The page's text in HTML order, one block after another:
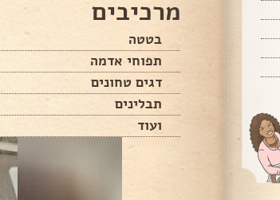
מרכיבים
בטטה
תפוחי אדמה
דגים טחונים
תבלינים
ועוד